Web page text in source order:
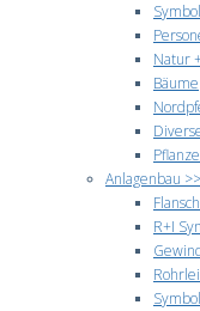
Natur
Bäume
Anlagenbau >>
R+I